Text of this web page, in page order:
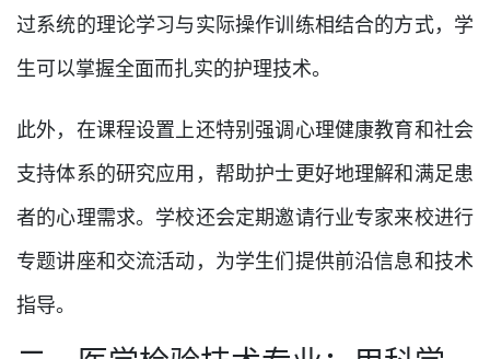
过系统的理论学习与实际操作训练相结合的方式，学
生可以掌握全面而扎实的护理技术。
此外，在课程设置上还特别强调心理健康教育和社会
支持体系的研究应用，帮助护士更好地理解和满足患
者的心理需求。学校还会定期邀请行业专家来校进行
专题讲座和交流活动，为学生们提供前沿信息和技术
指导。